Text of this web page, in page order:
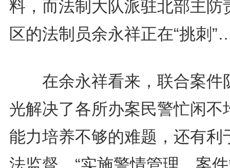
料，而法制大队派驻北部主防
区的法制员余永祥正在“挑刺
在余永祥看来，联合案件
光解决了各所办案民警忙闲不
能力培养不够的难题，还有利